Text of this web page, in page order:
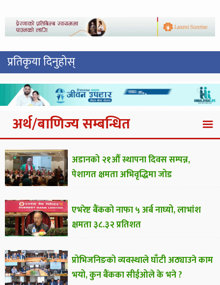
प्रतिकृया दिनुहोस्
अर्थ/बाणिज्य सम्बन्धित
अडानको २१औँ स्थापना दिवस सम्पन्न,
पेशागत क्षमता अभिवृद्धिमा जोड
एभरेष्ट बैंकको नाफा ५ अर्ब नाघ्यो, लाभांश
क्षमता ३८.३२ प्रतिशत
प्रोभिजनिङको व्यवस्थाले घाँटी अठ्याउने काम
भयो, कुन बैंकका सीईओले के भने ?